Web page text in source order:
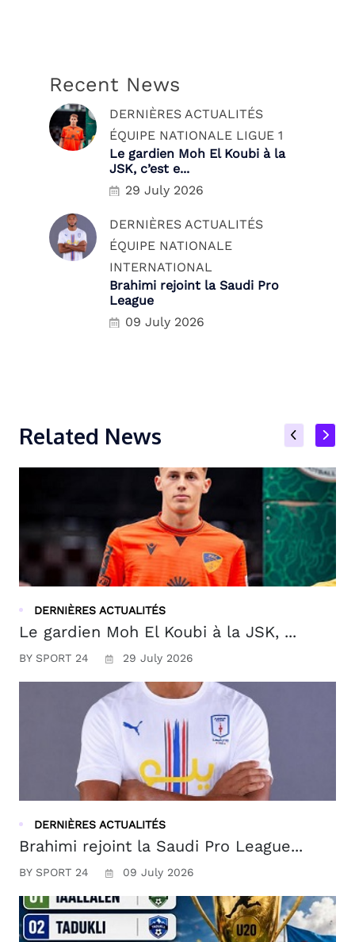
Recent News
DERNIÈRES ACTUALITÉS
ÉQUIPE NATIONALE LIGUE 1
Le gardien Moh El Koubi à la
JSK, c’est e...
29 July 2026
DERNIÈRES ACTUALITÉS
ÉQUIPE NATIONALE
INTERNATIONAL
Brahimi rejoint la Saudi Pro
League
09 July 2026
Related News
DERNIÈRES ACTUALITÉS
Le gardien Moh El Koubi à la JSK, ...
BY SPORT 24 29 July 2026
DERNIÈRES ACTUALITÉS
Brahimi rejoint la Saudi Pro League...
BY SPORT 24 09 July 2026